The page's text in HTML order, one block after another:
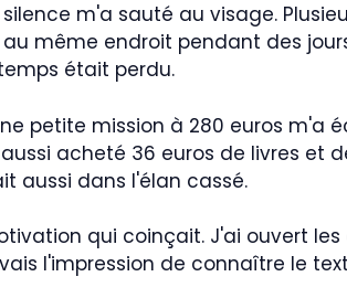
m'a sauté au visage.
même endroit pendant des
était perdu.
petite mission à 280 euros m'a
acheté 36 euros de livres et
aussi dans l'élan cassé.
qui coinçait. J'ai ouvert les
l'impression de connaître le